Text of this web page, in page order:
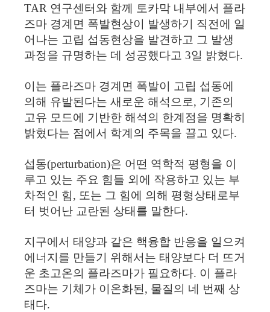
TAR 연구센터와 함께 토카막 내부에서 플라
즈마 경계면 폭발현상이 발생하기 직전에 일
어나는 고립 섭동현상을 발견하고 그 발생
과정을 규명하는 데 성공했다고 3일 밝혔다.
이는 플라즈마 경계면 폭발이 고립 섭동에
의해 유발된다는 새로운 해석으로, 기존의
고유 모드에 기반한 해석의 한계점을 명확히
밝혔다는 점에서 학계의 주목을 끌고 있다.
섭동(perturbation)은 어떤 역학적 평형을 이
루고 있는 주요 힘들 외에 작용하고 있는 부
차적인 힘, 또는 그 힘에 의해 평형상태로부
터 벗어난 교란된 상태를 말한다.
지구에서 태양과 같은 핵융합 반응을 일으켜
에너지를 만들기 위해서는 태양보다 더 뜨거
운 초고온의 플라즈마가 필요하다. 이 플라
즈마는 기체가 이온화된, 물질의 네 번째 상
태다.